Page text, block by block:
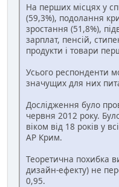
На перших місцях у
(59,3%), подолання
зростання (51,8%),
зарплат, пенсій,
продукти і товари
Усього респонденти
значущих для них
Дослідження було
червня 2012 року.
віком від 18 років у
АР Крим.
Теоретична похибка
дизайн-ефекту) не
0,95.